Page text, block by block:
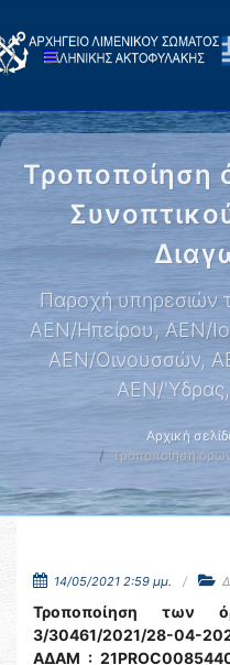
Τροποποίηση
Παροχή υπηρεσιών
ΑΕΝ/Ηπείρου, ΑΕΝ/
ΑΕΝ/Οινουσσών,
ΑΕΝ/
Αρχική
Τροποποίηση
14/05/2021 2:59 μμ.
Τροποποίηση των
3/30461/2021/28-04-
ΑΔΑΜ :